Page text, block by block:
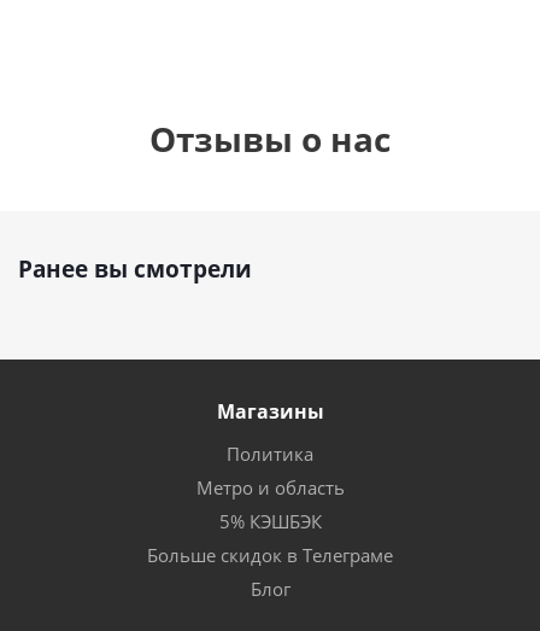
Отзывы о нас
Ранее вы смотрели
Магазины
Политика
Метро и область
5% КЭШБЭК
Больше скидок в Телеграме
Блог